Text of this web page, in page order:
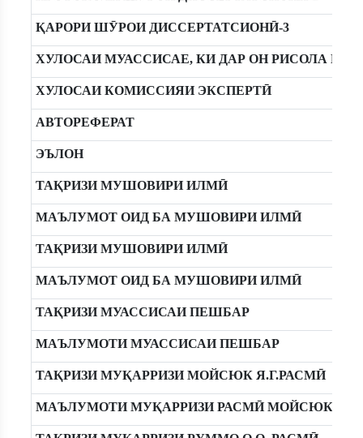
ҚАРОРИ ШӮРОИ ДИССЕРТАТСИОНӢ-3
ХУЛОСАИ МУАССИСАЕ, КИ ДАР ОН РИСОЛА
ХУЛОСАИ КОМИССИЯИ ЭКСПЕРТӢ
АВТОРЕФЕРАТ
ЭЪЛОН
ТАҚРИЗИ МУШОВИРИ ИЛМӢ
МАЪЛУМОТ ОИД БА МУШОВИРИ ИЛМӢ
ТАҚРИЗИ МУШОВИРИ ИЛМӢ
МАЪЛУМОТ ОИД БА МУШОВИРИ ИЛМӢ
ТАҚРИЗИ МУАССИСАИ ПЕШБАР
МАЪЛУМОТИ МУАССИСАИ ПЕШБАР
ТАҚРИЗИ МУҚАРРИЗИ МОЙСЮК Я.Г.РАСМӢ
МАЪЛУМОТИ МУҚАРРИЗИ РАСМӢ МОЙСЮК Я.Г.